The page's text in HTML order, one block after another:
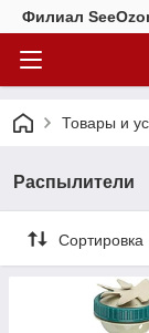
Филиал
Товары и
Распылители
Сортировка